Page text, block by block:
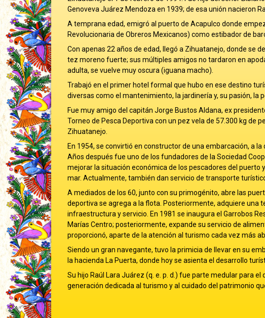
Genoveva Juárez Mendoza en 1939; de esa unión nacieron
A temprana edad, emigró al puerto de Acapulco donde
Revolucionaria de Obreros Mexicanos) como estibador de
Con apenas 22 años de edad, llegó a Zihuatanejo, donde se
tez moreno fuerte; sus múltiples amigos no tardaron en
adulta, se vuelve muy oscura (iguana macho).
Trabajó en el primer hotel formal que hubo en ese destino
diversas como el mantenimiento, la jardinería y, su pasión, la
Fue muy amigo del capitán Jorge Bustos Aldana, ex
Torneo de Pesca Deportiva con un pez vela de 57.300 kg de
Zihuatanejo.
En 1954, se convirtió en constructor de una embarcación, a la
Años después fue uno de los fundadores de la Sociedad
mejorar la situación económica de los pescadores del
mar. Actualmente, también dan servicio de transporte
A mediados de los 60, junto con su primogénito, abre las
deportiva se agrega a la flota. Posteriormente, adquiere una
infraestructura y servicio. En 1981 se inaugura el Garrobos
Marías Centro; posteriormente, expande su servicio de
proporcionó, aparte de la atención al turismo cada vez más
Siendo un gran navegante, tuvo la primicia de llevar en su
la hacienda La Puerta, donde hoy se asienta el desarrollo
Su hijo Raúl Lara Juárez (q. e. p. d.) fue parte medular para
generación dedicada al turismo y al cuidado del patrimonio